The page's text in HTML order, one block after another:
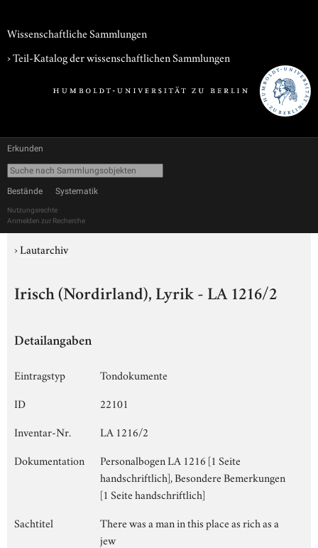
Wissenschaftliche Sammlungen
› Teil-Katalog der wissenschaftlichen Sammlungen
Erkunden
Bestände Systematik
Nutzungsrechte
Anmelden zur Recherche
›Lautarchiv
Irisch (Nordirland), Lyrik - LA 1216/2
Detailangaben
Eintragstyp
Tondokumente
ID
22101
Inventar-Nr.
LA 1216/2
Dokumentation
Personalbogen LA 1216 [1 Seite
handschriftlich], Besondere Bemerkungen
[1 Seite handschriftlich]
Sachtitel
There was a man in this place as rich as a
jew